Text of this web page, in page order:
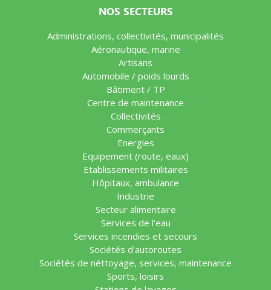
NOS SECTEURS
Administrations, collectivités, municipalités
Aéronautique, marine
Artisans
Automobile / poids lourds
Bâtiment / TP
Centre de maintenance
Collectivités
Commerçants
Energies
Equipement (route, eaux)
Etablissements militaires
Hôpitaux, ambulance
Industrie
Secteur alimentaire
Services de l'eau
Services incendies et secours
Sociétés d'autoroutes
Sociétés de néttoyage, services, maintenance
Sports, loisirs